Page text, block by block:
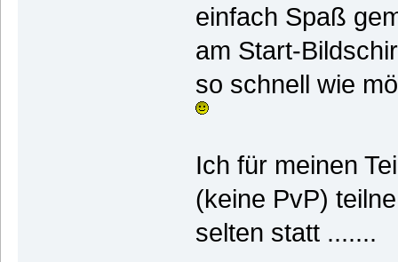
einfach Spaß
am Start-
so schnell wie
Ich für meinen
(keine PvP)
selten statt .......